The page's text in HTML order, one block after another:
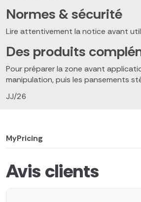
Normes & sécurité
Lire attentivement la notice avant
Des produits
Pour préparer la zone avant
manipulation, puis les pansements
JJ/26
MyPricing
Avis clients